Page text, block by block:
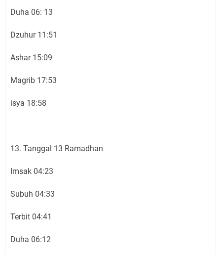
Duha 06: 13
Dzuhur 11:51
Ashar 15:09
Magrib 17:53
isya 18:58
13. Tanggal 13 Ramadhan
Imsak 04:23
Subuh 04:33
Terbit 04:41
Duha 06:12